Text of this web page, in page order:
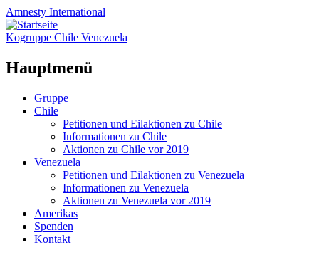
Amnesty International
Kogruppe Chile Venezuela
Hauptmenü
Zum
Inhalt
Gruppe
Chile
Petitionen und Eilaktionen zu Chile
Informationen zu Chile
Aktionen zu Chile vor 2019
Venezuela
Petitionen und Eilaktionen zu Venezuela
Informationen zu Venezuela
Aktionen zu Venezuela vor 2019
Amerikas
Spenden
Kontakt